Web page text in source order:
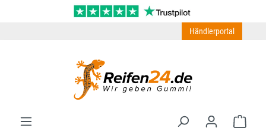
Zum Hauptinhalt springen
Händlerportal